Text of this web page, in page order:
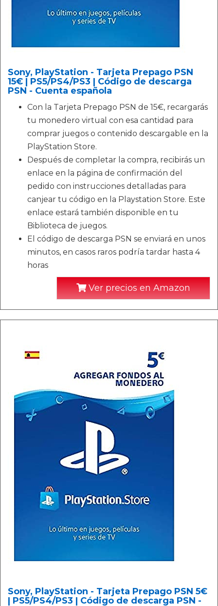
Sony, PlayStation - Tarjeta Prepago PSN
15€ | PS5/PS4/PS3 | Código de descarga
PSN - Cuenta española
Con la Tarjeta Prepago PSN de 15€, recargarás
tu monedero virtual con esa cantidad para
comprar juegos o contenido descargable en la
PlayStation Store.
Después de completar la compra, recibirás un
enlace en la página de confirmación del
pedido con instrucciones detalladas para
canjear tu código en la Playstation Store. Este
enlace estará también disponible en tu
Biblioteca de juegos.
El código de descarga PSN se enviará en unos
minutos, en casos raros podría tardar hasta 4
horas
Ver precios en Amazon
Sony, PlayStation - Tarjeta Prepago PSN 5€
| PS5/PS4/PS3 | Código de descarga PSN -